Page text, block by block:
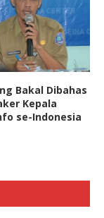
Bakal Dibahas
Kepala
se-Indonesia